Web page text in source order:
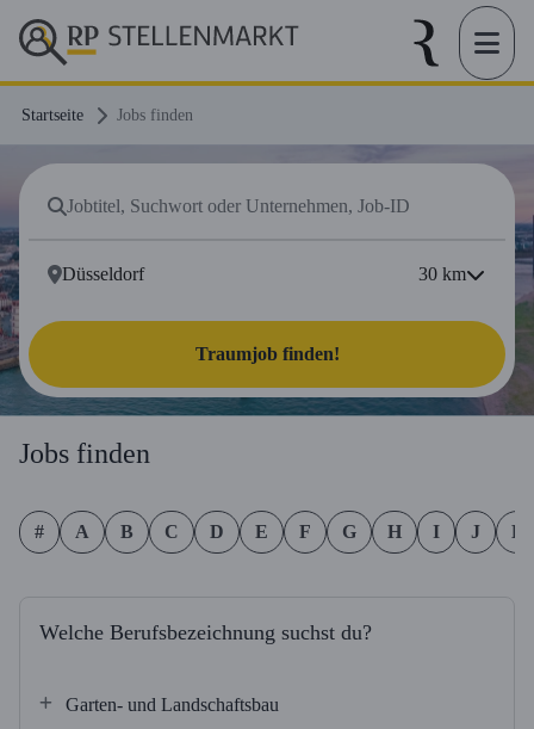
Startseite Jobs finden
30 km
Traumjob finden!
Jobs finden
# A B C D E F G H I J K
Welche Berufsbezeichnung suchst du?
Garten- und Landschaftsbau